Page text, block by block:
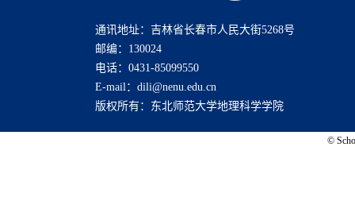
通讯地址：吉林省长春市人民大街5268号
邮编：130024
电话：0431-85099550
E-mail：dili@nenu.edu.cn
版权所有：东北师范大学地理科学学院
©